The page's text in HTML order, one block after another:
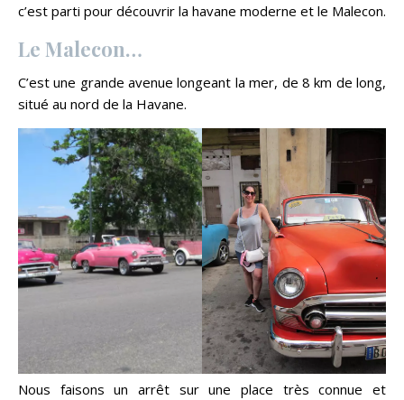
c’est parti pour découvrir la havane moderne et le Malecon.
Le Malecon…
C’est une grande avenue longeant la mer, de 8 km de long,
situé au nord de la Havane.
Nous faisons un arrêt sur une place très connue et